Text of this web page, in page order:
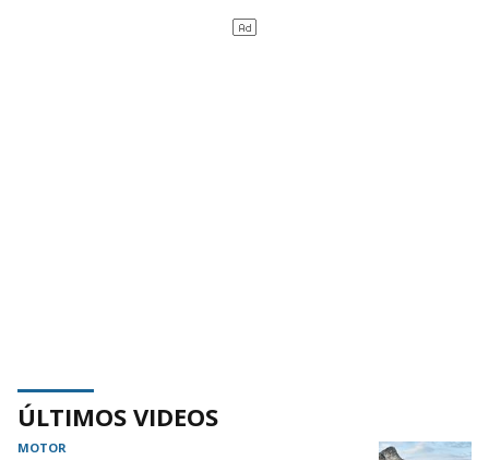
ÚLTIMOS VIDEOS
MOTOR